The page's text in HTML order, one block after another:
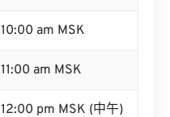
10:00 am MSK
11:00 am MSK
12:00 pm MSK (中午)